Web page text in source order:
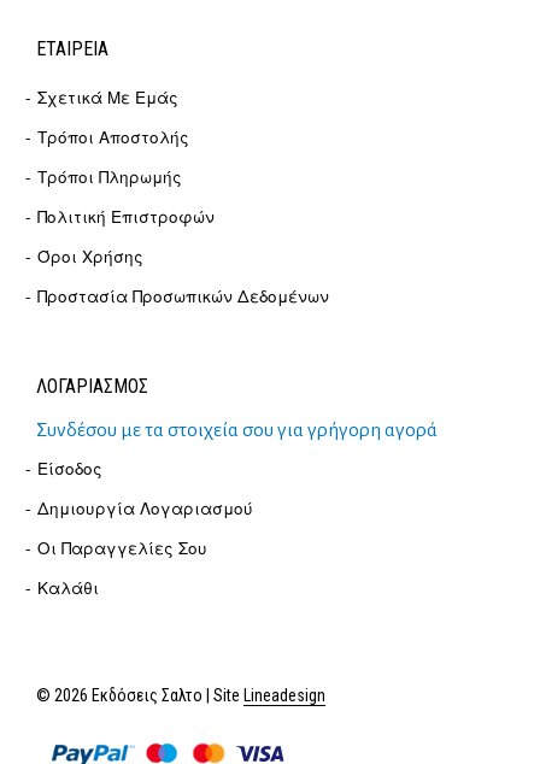
ΕΤΑΙΡΕΊΑ
Σχετικά Με Εμάς
Τρόποι Αποστολής
Τρόποι Πληρωμής
Πολιτική Επιστροφών
Όροι Χρήσης
Προστασία Προσωπικών Δεδομένων
ΛΟΓΑΡΙΑΣΜΟΣ
Συνδέσου με τα στοιχεία σου για γρήγορη αγορά
Είσοδος
Δημιουργία Λογαριασμού
Οι Παραγγελίες Σου
Καλάθι
© 2026 Εκδόσεις Σαλτο | Site Lineadesign